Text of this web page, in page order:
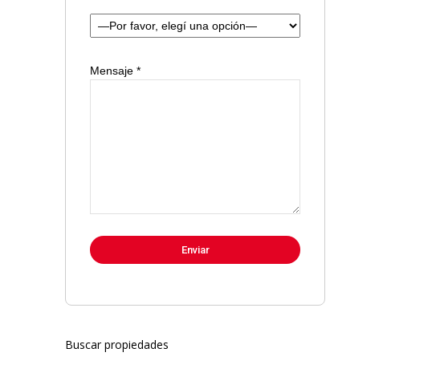
Mensaje *
Buscar propiedades